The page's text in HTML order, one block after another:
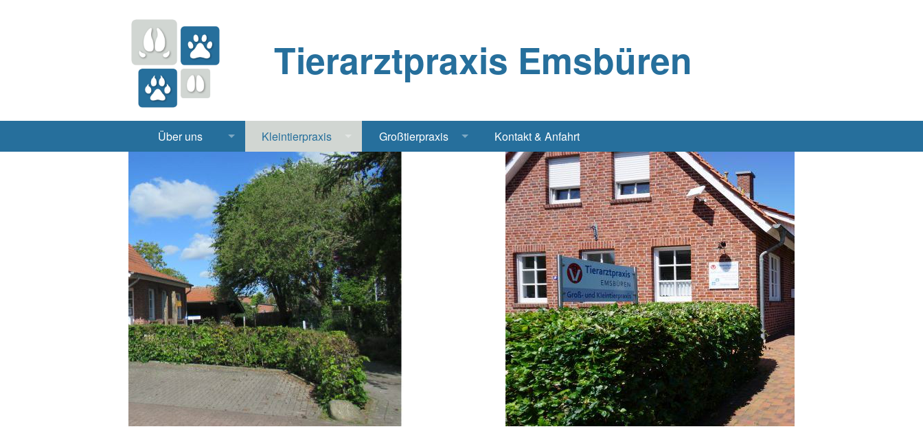
Tierarztpraxis Emsbüren
Über uns
Apotheke
Labor
Notdienst
Jobs & Praktikum
Kleintierpraxis
Hund, Katze
Heimtiere
Röntgen Ultraschall Elektrochirurgie Narkose
Großtierpraxis
Bestandsbetreuung Schwein
Bestandsbetreuung Rind
Geflügel, Tauben, Hühner
Kontakt & Anfahrt